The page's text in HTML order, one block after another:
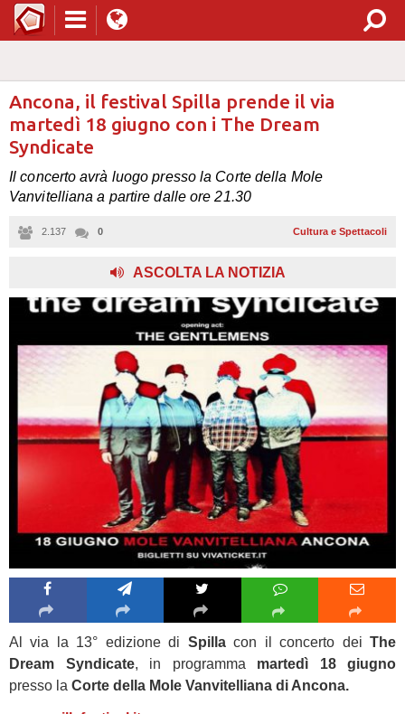
Ancona, il festival Spilla prende il via
martedì 18 giugno con i The Dream
Syndicate
Il concerto avrà luogo presso la Corte della Mole
Vanvitelliana a partire dalle ore 21.30
2.137 0 Cultura e Spettacoli
ASCOLTA LA NOTIZIA
Al via la 13° edizione di Spillacon il concerto deiThe
Dream Syndicate, in programma martedì 18 giugno
presso la Corte della Mole Vanvitelliana di Ancona.